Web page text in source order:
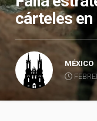
cárteles en
MÉXICO